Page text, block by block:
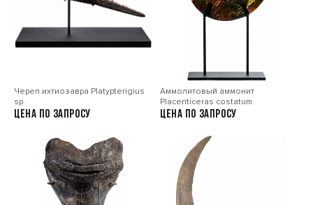
Череп ихтиозавра Platypterigius
sp.
Цена по запросу
Аммолитовый аммонит
Placenticeras costatum
Цена по запросу